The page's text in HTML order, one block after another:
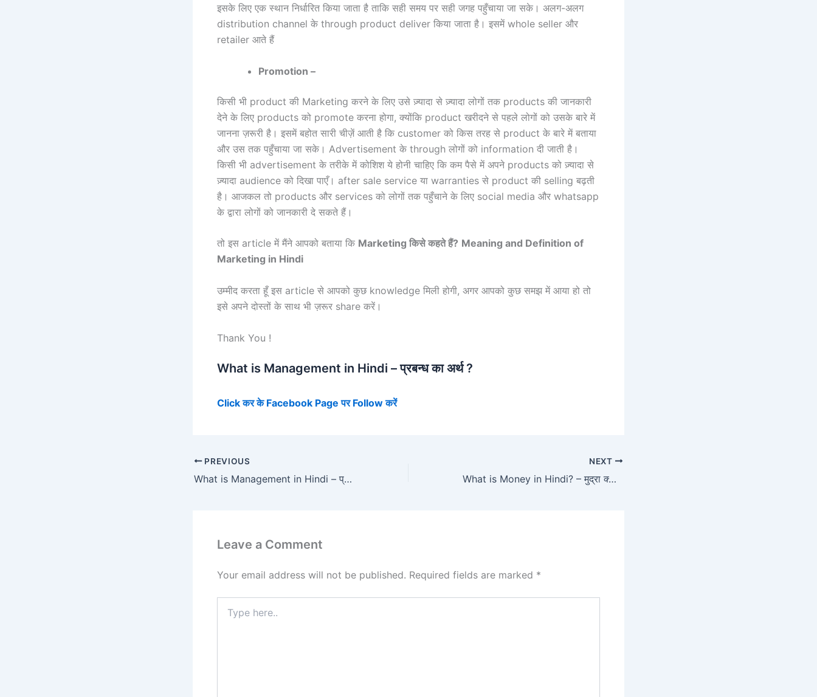
इसके लिए एक स्थान निर्धारित किया जाता है ताकि सही समय पर सही जगह पहुँचाया जा सके। अलग-अलग
distribution channel के through product deliver किया जाता है। इसमें whole seller और
retailer आते हैं
Promotion –
किसी भी product की Marketing करने के लिए उसे ज़्यादा से ज़्यादा लोगों तक products की जानकारी
देने के लिए products को promote करना होगा, क्योंकि product खरीदने से पहले लोगों को उसके बारे में
जानना ज़रूरी है। इसमें बहोत सारी चीज़ें आती है कि customer को किस तरह से product के बारे में बताया
और उस तक पहुँचाया जा सके। Advertisement के through लोगों को information दी जाती है।
किसी भी advertisement के तरीके में कोशिश ये होनी चाहिए कि कम पैसे में अपने products को ज़्यादा से
ज़्यादा audience को दिखा पाएँ। after sale service या warranties से product की selling बढ़ती
है। आजकल तो products और services को लोगों तक पहुँचाने के लिए social media और whatsapp
के द्वारा लोगों को जानकारी दे सकते हैं।
तो इस article में मैंने आपको बताया कि Marketing किसे कहते हैं? Meaning and Definition of
Marketing in Hindi
उम्मीद करता हूँ इस article से आपको कुछ knowledge मिली होगी, अगर आपको कुछ समझ में आया हो तो
इसे अपने दोस्तों के साथ भी ज़रूर share करें।
Thank You !
What is Management in Hindi – प्रबन्ध का अर्थ ?
Click कर के Facebook Page पर Followकरें
PREVIOUS
What is Management in Hindi – प्रबन्ध का अर्थ ? –
NEXT
What is Money in Hindi? – मुद्रा क्या है? –
Leave a Comment
Your email address will not be published. Required fields are marked *
here..